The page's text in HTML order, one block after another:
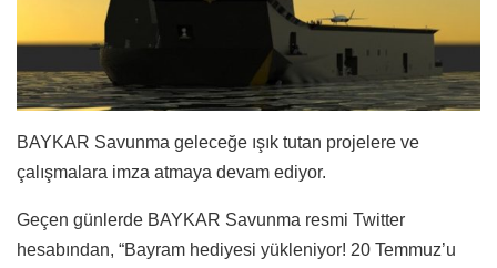
BAYKAR Savunma geleceğe ışık tutan projelere ve
çalışmalara imza atmaya devam ediyor.
Geçen günlerde BAYKAR Savunma resmi Twitter
hesabından, “Bayram hediyesi yükleniyor! 20 Temmuz’u